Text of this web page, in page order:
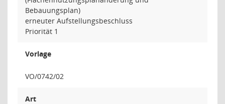
Bebauungsplan)
erneuter Aufstellungsbeschluss
Priorität 1
Vorlage
VO/0742/02
Art